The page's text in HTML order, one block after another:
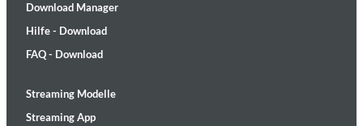
Download Manager
Hilfe - Download
FAQ - Download
Streaming Modelle
Streaming App